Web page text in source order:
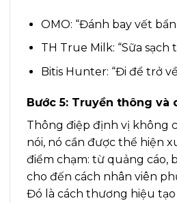
OMO: “Đánh bay vết
TH True Milk: “Sữa sạch
Bitis Hunter: “Đi để trở
Bước 5: Truyền thông và
Thông điệp định vị không
nói, nó cần được thể hiện
điểm chạm: từ quảng cáo,
cho đến cách nhân viên
Đó là cách thương hiệu